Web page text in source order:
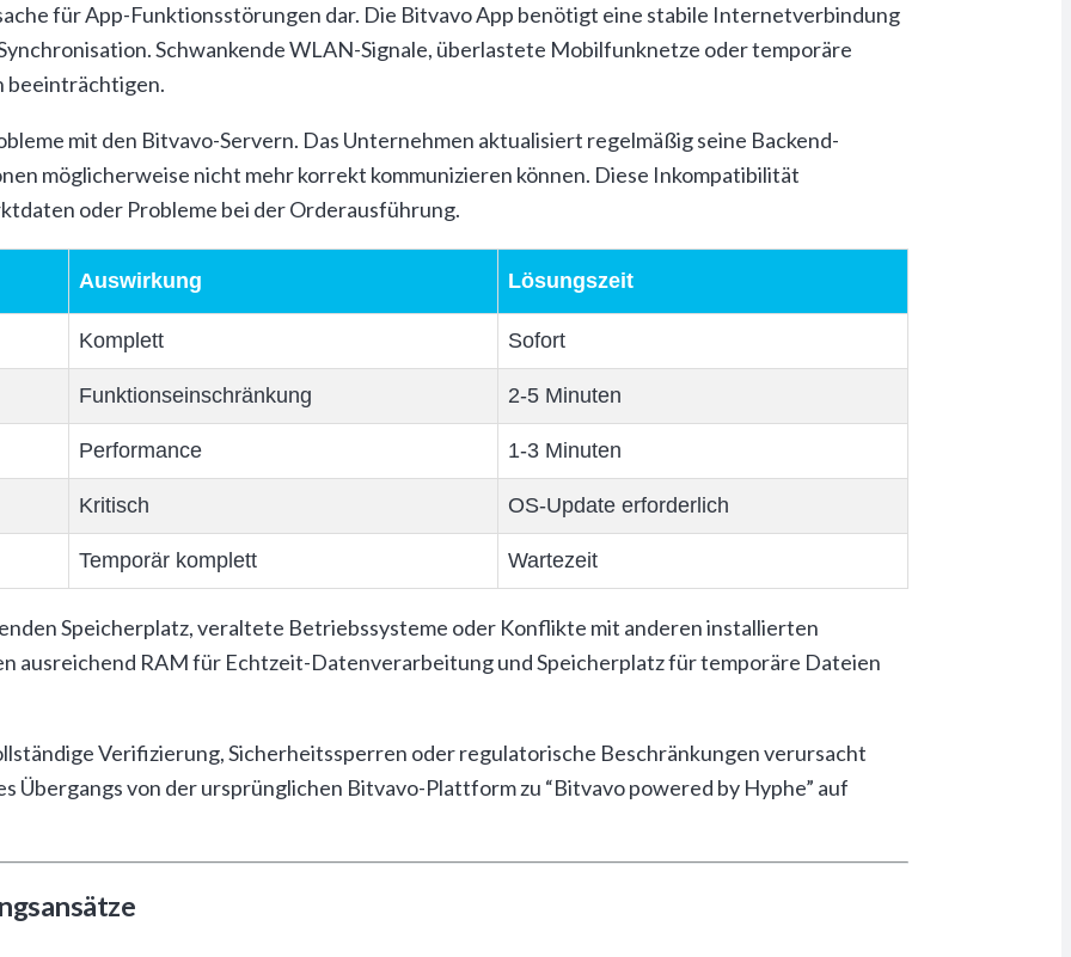
für App-Funktionsstörungen dar. Die Bitvavo App benötigt eine stabile Internetverbindung
Schwankende WLAN-Signale, überlastete Mobilfunknetze oder temporäre
beeinträchtigen.
mit den Bitvavo-Servern. Das Unternehmen aktualisiert regelmäßig seine Backend-
möglicherweise nicht mehr korrekt kommunizieren können. Diese Inkompatibilität
oder Probleme bei der Orderausführung.
Auswirkung Lösungszeit
Komplett Sofort
Funktionseinschränkung 2-5 Minuten
Performance 1-3 Minuten
Kritisch OS-Update erforderlich
Temporär komplett Wartezeit
Speicherplatz, veraltete Betriebssysteme oder Konflikte mit anderen installierten
ausreichend RAM für Echtzeit-Datenverarbeitung und Speicherplatz für temporäre Dateien
Verifizierung, Sicherheitssperren oder regulatorische Beschränkungen verursacht
Übergangs von der ursprünglichen Bitvavo-Plattform zu “Bitvavo powered by Hyphe” auf